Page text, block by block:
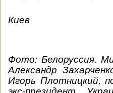
Киев
Фото: Белоруссия.
Александр
Игорь Плотницкий,